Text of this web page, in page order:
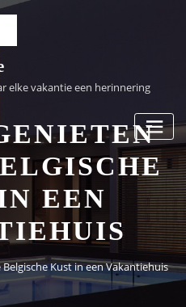
elke vakantie een herinnering
EEN
Kust in een Vakantiehuis